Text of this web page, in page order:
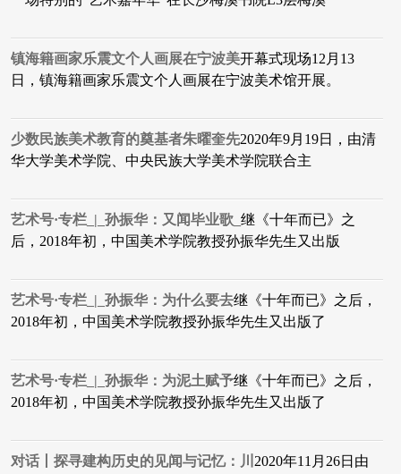
镇海籍画家乐震文个人画展在宁波美开幕式现场12月13
日，镇海籍画家乐震文个人画展在宁波美术馆开展。
少数民族美术教育的奠基者朱曜奎先2020年9月19日，由清
华大学美术学院、中央民族大学美术学院联合主
艺术号·专栏_|_孙振华：又闻毕业歌_ ​继《十年而已》之
后，2018年初，中国美术学院教授孙振华先生又出版
艺术号·专栏_|_孙振华：为什么要去继《十年而已》之后，
2018年初，中国美术学院教授孙振华先生又出版了
艺术号·专栏_|_孙振华：为泥土赋予继《十年而已》之后，
2018年初，中国美术学院教授孙振华先生又出版了
对话丨探寻建构历史的见闻与记忆：川 2020年11月26日由